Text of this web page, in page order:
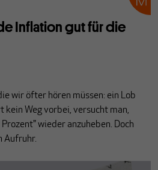
Inflation gut für die
wir öfter hören müssen: ein Lob
kein Weg vorbei, versucht man,
wieder anzuheben. Doch
Aufruhr.